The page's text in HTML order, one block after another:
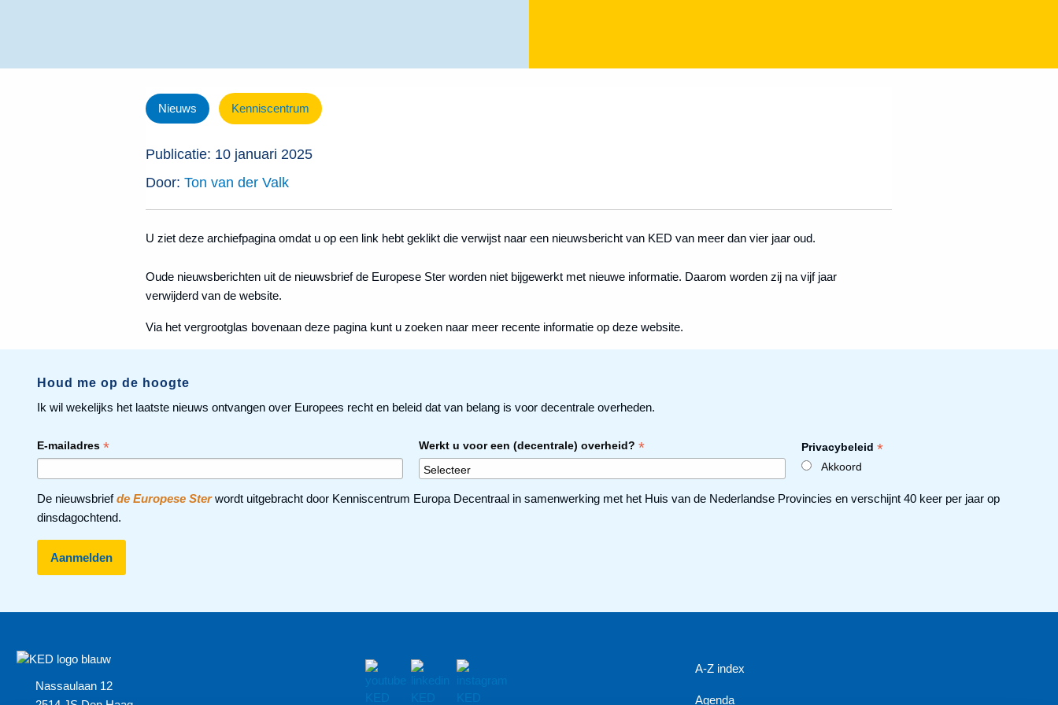
Nieuws Kenniscentrum
Publicatie: 10 januari 2025
Door: Ton van der Valk
U ziet deze archiefpagina omdat u op een link hebt geklikt die verwijst naar een nieuwsbericht van KED van meer dan vier jaar oud.
Oude nieuwsberichten uit de nieuwsbrief de Europese Ster worden niet bijgewerkt met nieuwe informatie. Daarom worden zij na vijf jaar
verwijderd van de website.
Via het vergrootglas bovenaan deze pagina kunt u zoeken naar meer recente informatie op deze website.
Houd me op de hoogte
Ik wil wekelijks het laatste nieuws ontvangen over Europees recht en beleid dat van belang is voor decentrale overheden.
E-mailadres * Werkt u voor een (decentrale) overheid?* Privacybeleid *
Akkoord
De nieuwsbriefde Europese Sterwordt uitgebracht door Kenniscentrum Europa Decentraal in samenwerking met het Huis van de Nederlandse Provincies en verschijnt 40 keer per jaar op
dinsdagochtend.
Nassaulaan 12
A-Z index
Agenda